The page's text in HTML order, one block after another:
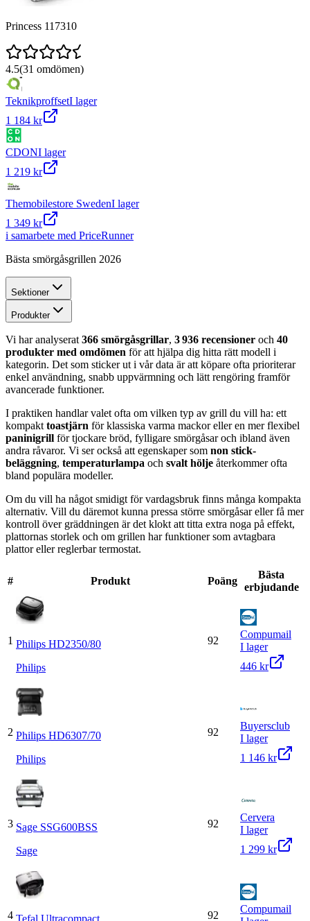
Princess 117310
4.5(31 omdömen)
TeknikproffsetI lager
1 184 kr
CDONI lager
1 219 kr
Themobilestore SwedenI lager
1 349 kr
i samarbete med PriceRunner
Bästa smörgåsgrillen 2026
Sektioner
Produkter
Vi har analyserat 366 smörgåsgrillar, 3 936 recensioner och 40
produkter med omdömen för att hjälpa dig hitta rätt modell i
kategorin. Det som sticker ut i vår data är att köpare ofta prioriterar
enkel användning, snabb uppvärmning och lätt rengöring framför
avancerade funktioner.
I praktiken handlar valet ofta om vilken typ av grill du vill ha: ett
kompakt toastjärn för klassiska varma mackor eller en mer flexibel
paninigrill för tjockare bröd, fylligare smörgåsar och ibland även
andra råvaror. Vi ser också att egenskaper som non stick-
beläggning, temperaturlampa och svalt hölje återkommer ofta
bland populära modeller.
Om du vill ha något smidigt för vardagsbruk finns många kompakta
alternativ. Vill du däremot kunna pressa större smörgåsar eller få mer
kontroll över gräddningen är det klokt att titta extra noga på effekt,
plattornas storlek och om grillen har funktioner som avtagbara
plattor eller reglerbar termostat.
# Produkt Poäng
Bästa
erbjudande
1 Philips HD2350/80
Philips
92
Compumail
I lager
446 kr
2 Philips HD6307/70
Philips
92
Buyersclub
I lager
1 146 kr
3 Sage SSG600BSS
Sage
92
Cervera
I lager
1 299 kr
4 Tefal Ultracompact
92
Compumail